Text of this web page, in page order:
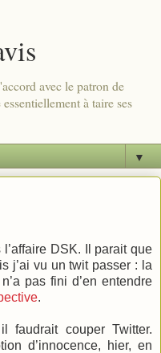
avec le patron de
à taire ses
▼
DSK. Il parait que
j’ai vu un twit passer : la
pas fini d’en entendre
.
faudrait couper Twitter.
d’innocence, hier, en